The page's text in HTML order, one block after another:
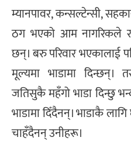
म्यानपावर, कन्सल्टेन्सी,
ठग भएको आम नागरिकले
छन्। बरु परिवार भएकालाई
मूल्यमा भाडामा दिन्छन्।
जतिसुकै महँगो भाडा दिन्छु
भाडामा दिँदैनन्। भाडाकै
चाहँदैनन् उनीहरू।